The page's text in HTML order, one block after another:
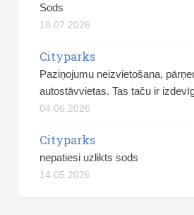
Sods
10.07.2026
Cityparks
Paziņojumu neizvietošana,
autostāvvietas. Tas taču ir
04.06.2026
Cityparks
nepatiesi uzlikts sods
14.05.2026